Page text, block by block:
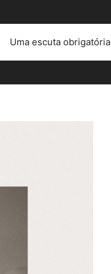
Uma escuta obrigatória